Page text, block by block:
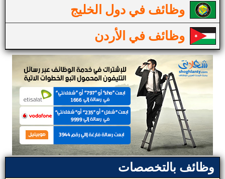
وظائف في دول الخليج
وظائف في الأردن
وظائف بالتخصصات